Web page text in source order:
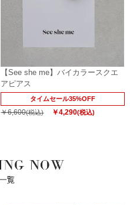
【See she me】バイカラースクエ
アピアス
タイムセール35%OFF
￥6,600(税込) ￥4,290(税込)